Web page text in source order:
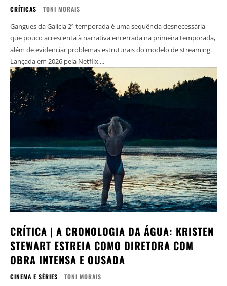
CRÍTICAS TONI MORAIS
Gangues da Galícia 2ª temporada é uma sequência desnecessária
que pouco acrescenta à narrativa encerrada na primeira temporada,
além de evidenciar problemas estruturais do modelo de streaming.
Lançada em 2026 pela Netflix,...
CRÍTICA | A CRONOLOGIA DA ÁGUA: KRISTEN
STEWART ESTREIA COMO DIRETORA COM
OBRA INTENSA E OUSADA
CINEMA E SÉRIES TONI MORAIS